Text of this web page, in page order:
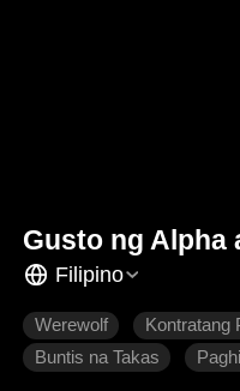
Gusto ng Alpha
Filipino
Werewolf
Kontratang
Buntis na Takas